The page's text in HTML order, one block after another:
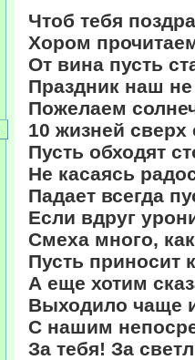
Чтоб тебя
Хором
От вина пусть
Праздник наш
Пожелаем
10 жизней
Пусть обходят
Не касаясь
Падает всегда
Если вдруг
Смеха много,
Пусть приносит
А еще хотим
Выходило чаще
С нашим
За тебя! За